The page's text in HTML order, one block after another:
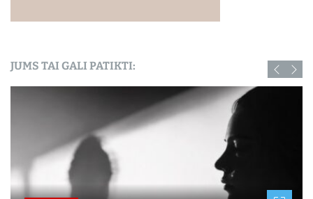
JUMS TAI GALI PATIKTI: